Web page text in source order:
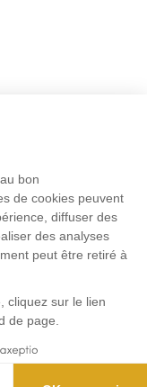
bon
de cookies peuvent
diffuser des
des analyses
peut être retiré à
cliquez sur le lien
de page.
Garantis,